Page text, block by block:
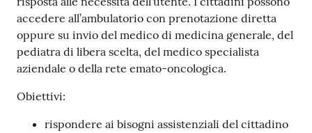
a
Piacenza
Salute
accedere all’ambulatorio con prenotazione diretta
oppure su invio del medico di medicina generale, del
pediatra di libera scelta, del medico specialista
aziendale o della rete emato-oncologica.
Obiettivi:
rispondere ai bisogni assistenziali del cittadino